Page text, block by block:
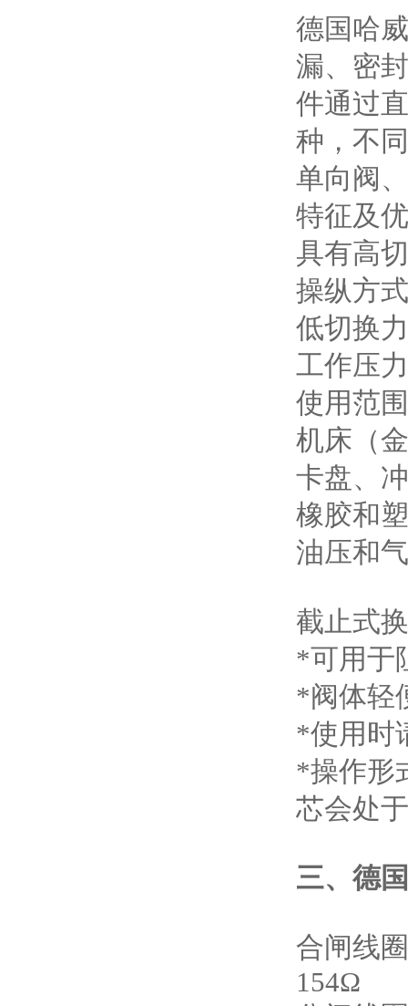
德国哈
漏、密
件通过
种，不
单向阀
特征及
具有高
操纵方
低切换
工作压
使用范
机床（
卡盘、
橡胶和
油压和
截止式
*可用于
*阀体轻
*使用时
*操作形
芯会处
三、 德
合闸线
154Ω